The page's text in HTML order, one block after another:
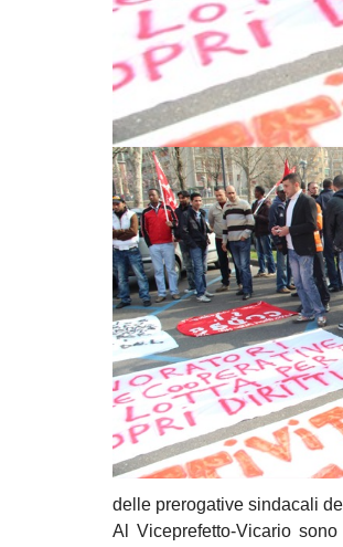
delle prerogative sindacali
Al Viceprefetto-Vicario